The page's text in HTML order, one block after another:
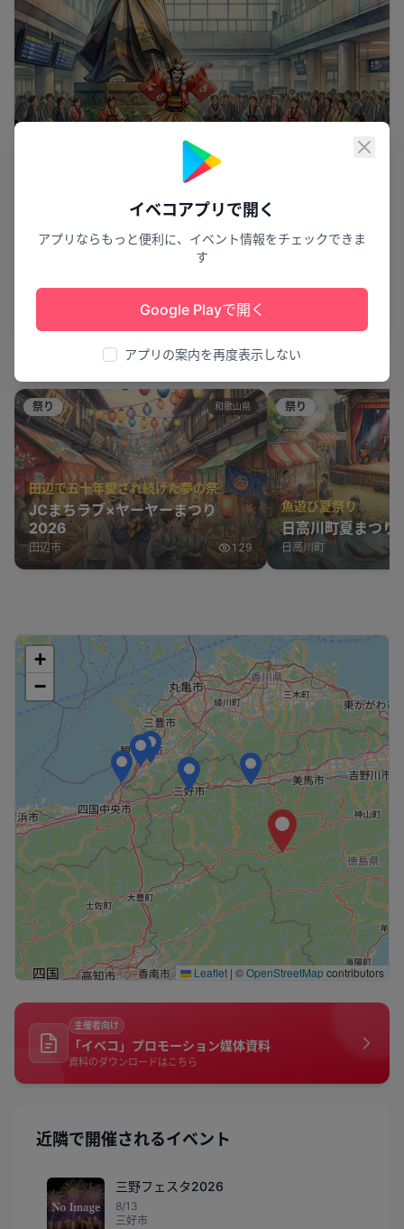
閉じ
イベコアプリで開く
アプリならもっと便利に、イベント情報をチェックできま
す
Google Playで開く
アプリの案内を再度表示しない
徳島阿波おどり空港 歓迎阿波おどり
祭り 和歌山県
田辺で五十年愛され続けた夢の祭
JCまちラブ×ヤーヤーまつり
2026
田辺市 129
祭り
魚遊び夏祭り
日高川町夏まつ
日高川町
+
−
Leaflet | ©OpenStreetMapcontributors
主催者向け
「イベコ」プロモーション媒体資料
資料のダウンロードはこちら
近隣で開催されるイベント
三野フェスタ2026
8/13
三好市